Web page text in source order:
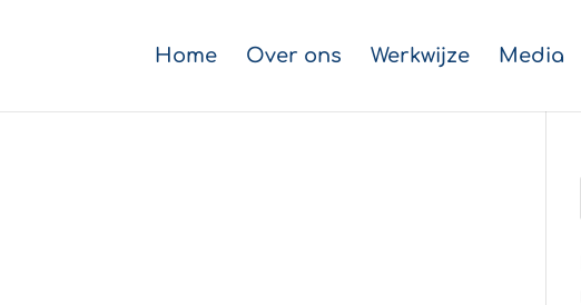
Home Over ons Werkwijze Media